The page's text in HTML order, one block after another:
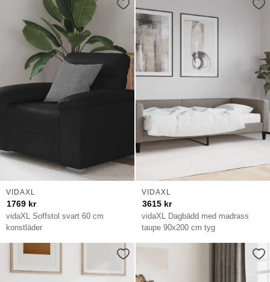
vidaXL Soffstol svart 60 cm
konstläder
VIDAXL
1769 kr
vidaXL Dagbädd med madrass
taupe 90x200 cm tyg
VIDAXL
3615 kr